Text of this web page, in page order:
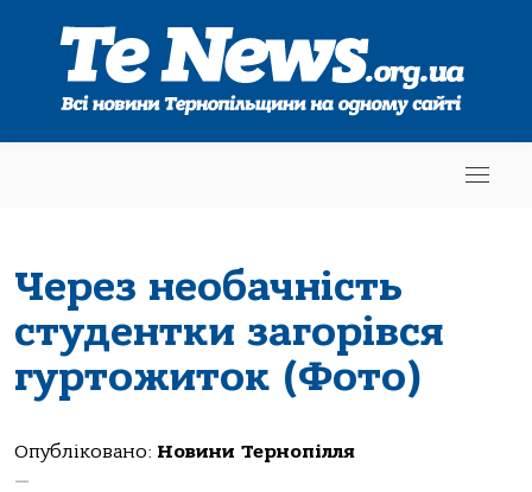
Через необачність
студентки загорівся
гуртожиток (Фото)
Опубліковано: Новини Тернопілля
—